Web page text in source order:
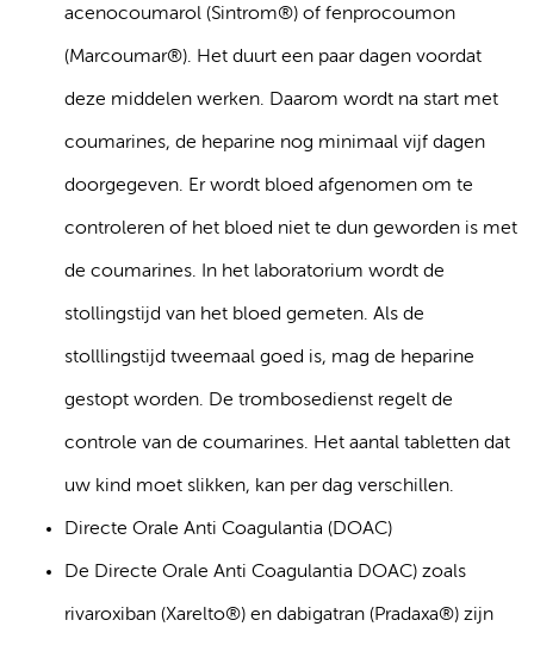
acenocoumarol (Sintrom®) of fenprocoumon
(Marcoumar®). Het duurt een paar dagen voordat
deze middelen werken. Daarom wordt na start met
coumarines, de heparine nog minimaal vijf dagen
doorgegeven. Er wordt bloed afgenomen om te
controleren of het bloed niet te dun geworden is met
de coumarines. In het laboratorium wordt de
stollingstijd van het bloed gemeten. Als de
stolllingstijd tweemaal goed is, mag de heparine
gestopt worden. De trombosedienst regelt de
controle van de coumarines. Het aantal tabletten dat
uw kind moet slikken, kan per dag verschillen.
Directe Orale Anti Coagulantia (DOAC)
De Directe Orale Anti Coagulantia DOAC) zoals
rivaroxiban (Xarelto®) en dabigatran (Pradaxa®) zijn